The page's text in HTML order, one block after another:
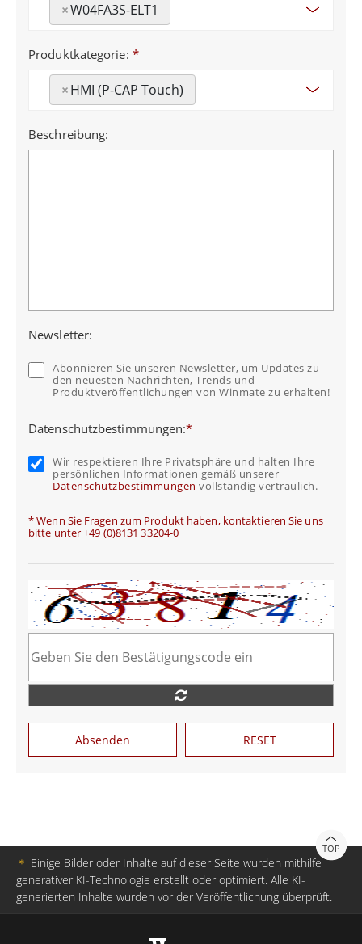
×W04FA3S-ELT1
Produktkategorie: *
×HMI (P-CAP Touch)
Beschreibung:
Newsletter:
Abonnieren Sie unseren Newsletter, um Updates zu
den neuesten Nachrichten, Trends und
Produktveröffentlichungen von Winmate zu erhalten!
Datenschutzbestimmungen:*
Wir respektieren Ihre Privatsphäre und halten Ihre
persönlichen Informationen gemäß unserer
Datenschutzbestimmungen vollständig vertraulich.
* Wenn Sie Fragen zum Produkt haben, kontaktieren Sie uns
bitte unter +49 (0)8131 33204-0
Absenden RESET
TOP
＊ Einige Bilder oder Inhalte auf dieser Seite wurden mithilfe
generativer KI-Technologie erstellt oder optimiert. Alle KI-
generierten Inhalte wurden vor der Veröffentlichung überprüft.